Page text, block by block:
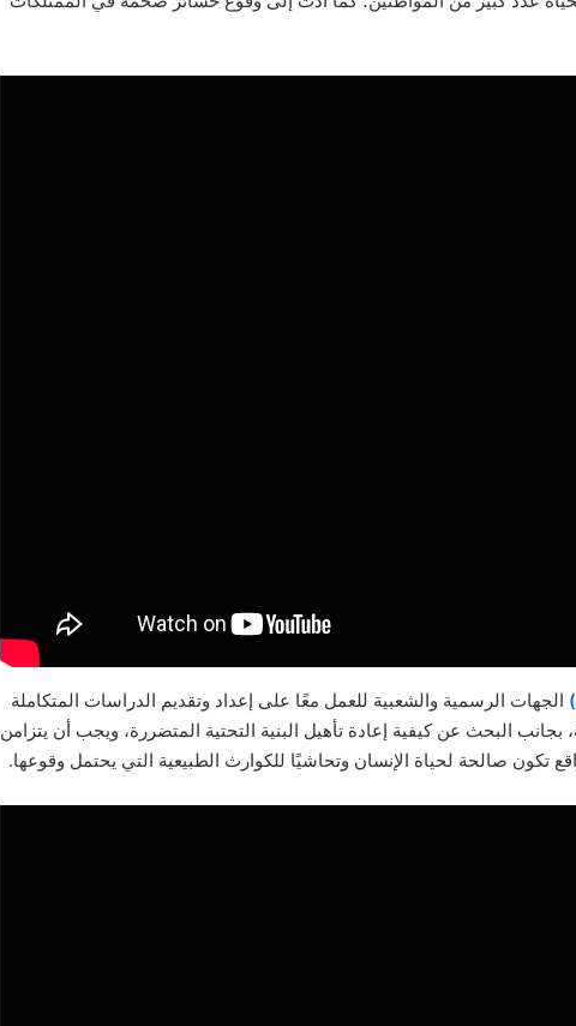
الجهات الرسمية والشعبية للعمل معًا على إعداد وتقديم الدراسات المتكاملة
بجانب البحث عن كيفية إعادة تأهيل البنية التحتية المتضررة، ويجب أن يتزامن
تكون صالحة لحياة الإنسان وتحاشيًا للكوارث الطبيعية التي يحتمل وقوعها.